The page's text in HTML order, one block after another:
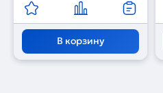
В корзину